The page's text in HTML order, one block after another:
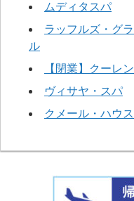
ムディタスパ
ラッフルズ・グ
ル
【閉業】クーレン
ヴィサヤ・スパ
クメール・ハウス